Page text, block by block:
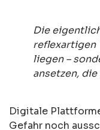
Die
reflexartigen
liegen –
ansetzen,
Digitale
Gefahr noch